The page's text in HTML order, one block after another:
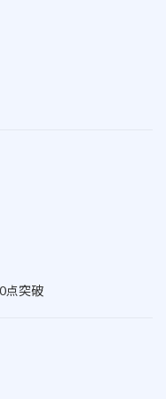
点突破